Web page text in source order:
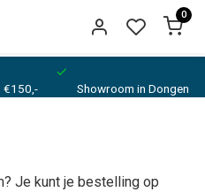
0
Showroom in Dongen
Je kunt je bestelling op